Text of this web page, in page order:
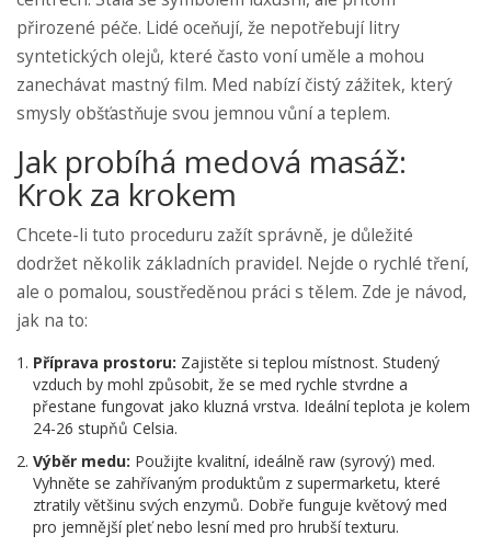
přirozené péče. Lidé oceňují, že nepotřebují litry
syntetických olejů, které často voní uměle a mohou
zanechávat mastný film. Med nabízí čistý zážitek, který
smysly obšťastňuje svou jemnou vůní a teplem.
Jak probíhá medová masáž:
Krok za krokem
Chcete-li tuto proceduru zažít správně, je důležité
dodržet několik základních pravidel. Nejde o rychlé tření,
ale o pomalou, soustředěnou práci s tělem. Zde je návod,
jak na to:
Příprava prostoru: Zajistěte si teplou místnost. Studený
vzduch by mohl způsobit, že se med rychle stvrdne a
přestane fungovat jako kluzná vrstva. Ideální teplota je kolem
24-26 stupňů Celsia.
Výběr medu: Použijte kvalitní, ideálně raw (syrový) med.
Vyhněte se zahřívaným produktům z supermarketu, které
ztratily většinu svých enzymů. Dobře funguje květový med
pro jemnější pleť nebo lesní med pro hrubší texturu.